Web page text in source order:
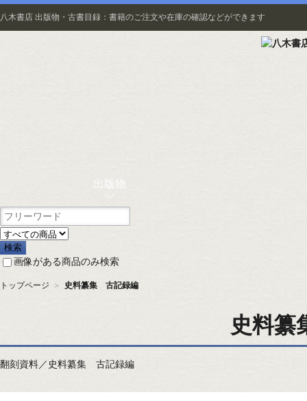
八木書店 出版物・古書目録：書籍のご注文や在庫の確認などができます
出版物
画像がある商品のみ検索
トップページ ＞ 史料纂集 古記録編
史料
翻刻資料／史料纂集 古記録編